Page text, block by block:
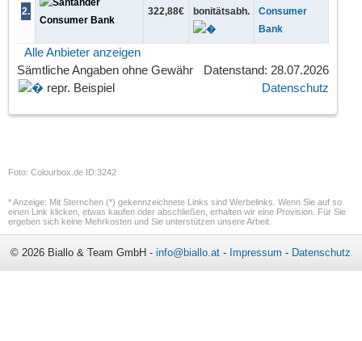
2. 322,88€
bonitätsabh.
Consumer
Bank
Alle Anbieter anzeigen
Datenstand: 28.07.2026
Sämtliche Angaben ohne Gewähr
Datenschutz
repr. Beispiel
Foto: Colourbox.de ID:3242
* Anzeige: Mit Sternchen (*) gekennzeichnete Links sind Werbelinks. Wenn Sie auf so
einen Link klicken, etwas kaufen oder abschließen, erhalten wir eine Provision. Für Sie
ergeben sich keine Mehrkosten und Sie unterstützen unsere Arbeit.
© 2026 Biallo & Team GmbH -info@biallo.at - Impressum - Datenschutz